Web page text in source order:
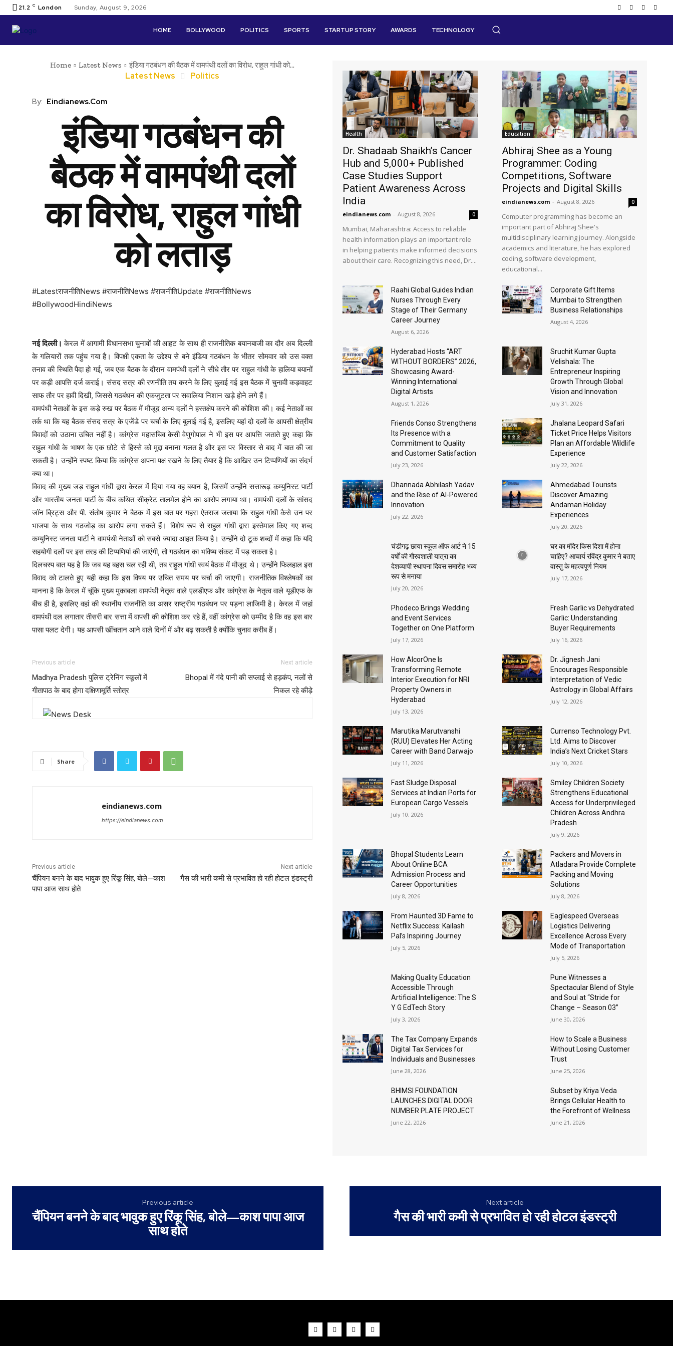
21.2 C London Sunday, August 9, 2026
HOME BOLLYWOOD POLITICS SPORTS STARTUP STORY AWARDS TECHNOLOGY
Home Latest News इंडिया गठबंधन की बैठक में वामपंथी दलों का विरोध, राहुल गांधी को...
Latest News Politics
By: Eindianews.com
इंडिया गठबंधन की
बैठक में वामपंथी दलों
का विरोध, राहुल गांधी
को लताड़
#LatestराजनीतिNews #राजनीतिNews #राजनीतिUpdate #राजनीतिNews
#BollywoodHindiNews
नई दिल्ली। केरल में आगामी विधानसभा चुनावों की आहट के साथ ही राजनीतिक बयानबाजी का दौर अब दिल्ली
के गलियारों तक पहुंच गया है। विपक्षी एकता के उद्देश्य से बने इंडिया गठबंधन के भीतर सोमवार को उस वक्त
तनाव की स्थिति पैदा हो गई, जब एक बैठक के दौरान वामपंथी दलों ने सीधे तौर पर राहुल गांधी के हालिया बयानों
पर कड़ी आपत्ति दर्ज कराई। संसद सत्र की रणनीति तय करने के लिए बुलाई गई इस बैठक में चुनावी कड़वाहट
साफ तौर पर हावी दिखी, जिससे गठबंधन की एकजुटता पर सवालिया निशान खड़े होने लगे हैं।
वामपंथी नेताओं के इस कड़े रुख पर बैठक में मौजूद अन्य दलों ने हस्तक्षेप करने की कोशिश की। कई नेताओं का
तर्क था कि यह बैठक संसद सत्र के एजेंडे पर चर्चा के लिए बुलाई गई है, इसलिए यहां दो दलों के आपसी क्षेत्रीय
विवादों को उठाना उचित नहीं है। कांग्रेस महासचिव केसी वेणुगोपाल ने भी इस पर आपत्ति जताते हुए कहा कि
राहुल गांधी के भाषण के एक छोटे से हिस्से को मुद्दा बनाना गलत है और इस पर विस्तार से बाद में बात की जा
सकती है। उन्होंने स्पष्ट किया कि कांग्रेस अपना पक्ष रखने के लिए तैयार है कि आखिर उन टिप्पणियों का संदर्भ
क्या था।
विवाद की मुख्य जड़ राहुल गांधी द्वारा केरल में दिया गया वह बयान है, जिसमें उन्होंने सत्तारूढ़ कम्युनिस्ट पार्टी
और भारतीय जनता पार्टी के बीच कथित सीक्रेट तालमेल होने का आरोप लगाया था। वामपंथी दलों के सांसद
जॉन ब्रिट्स और पी. संतोष कुमार ने बैठक में इस बात पर गहरा ऐतराज जताया कि राहुल गांधी कैसे उन पर
भाजपा के साथ गठजोड़ का आरोप लगा सकते हैं। विशेष रूप से राहुल गांधी द्वारा इस्तेमाल किए गए शब्द
कम्युनिस्ट जनता पार्टी ने वामपंथी नेताओं को सबसे ज्यादा आहत किया है। उन्होंने दो टूक शब्दों में कहा कि यदि
सहयोगी दलों पर इस तरह की टिप्पणियां की जाएंगी, तो गठबंधन का भविष्य संकट में पड़ सकता है।
दिलचस्प बात यह है कि जब यह बहस चल रही थी, तब राहुल गांधी स्वयं बैठक में मौजूद थे। उन्होंने फिलहाल इस
विवाद को टालते हुए यही कहा कि इस विषय पर उचित समय पर चर्चा की जाएगी। राजनीतिक विश्लेषकों का
मानना है कि केरल में चूंकि मुख्य मुकाबला वामपंथी नेतृत्व वाले एलडीएफ और कांग्रेस के नेतृत्व वाले यूडीएफ के
बीच ही है, इसलिए वहां की स्थानीय राजनीति का असर राष्ट्रीय गठबंधन पर पड़ना लाजिमी है। केरल में जहां
वामपंथी दल लगातार तीसरी बार सत्ता में वापसी की कोशिश कर रहे हैं, वहीं कांग्रेस को उम्मीद है कि वह इस बार
पासा पलट देगी। यह आपसी खींचतान आने वाले दिनों में और बढ़ सकती है क्योंकि चुनाव करीब हैं।
Previous article
Madhya Pradesh पुलिस ट्रेनिंग स्कूलों में
गीतापाठ के बाद होगा दक्षिणामूर्ति स्तोत्र
Next article
Bhopal में गंदे पानी की सप्लाई से हड़कंप, नलों से
निकल रहे कीड़े
Share
eindianews.com
https://eindianews.com
Previous article
चैंपियन बनने के बाद भावुक हुए रिंकू सिंह, बोले—काश
पापा आज साथ होते
Next article
गैस की भारी कमी से प्रभावित हो रही होटल इंडस्ट्री
Health
Dr. Shadaab Shaikh’s Cancer
Hub and 5,000+ Published
Case Studies Support
Patient Awareness Across
India
eindianews.com - August 8, 2026 0
Mumbai, Maharashtra: Access to reliable
health information plays an important role
in helping patients make informed decisions
about their care. Recognizing this need, Dr....
Education
Abhiraj Shee as a Young
Programmer: Coding
Competitions, Software
Projects and Digital Skills
eindianews.com - August 8, 2026 0
Computer programming has become an
important part of Abhiraj Shee's
multidisciplinary learning journey. Alongside
academics and literature, he has explored
coding, software development,
educational...
Raahi Global Guides Indian
Nurses Through Every
Stage of Their Germany
Career Journey
August 6, 2026
Corporate Gift Items
Mumbai to Strengthen
Business Relationships
August 4, 2026
Hyderabad Hosts “ART
WITHOUT BORDERS” 2026,
Showcasing Award-
Winning International
Digital Artists
August 1, 2026
Sruchit Kumar Gupta
Velishala: The
Entrepreneur Inspiring
Growth Through Global
Vision and Innovation
July 31, 2026
Friends Conso Strengthens
Its Presence with a
Commitment to Quality
and Customer Satisfaction
July 23, 2026
Jhalana Leopard Safari
Ticket Price Helps Visitors
Plan an Affordable Wildlife
Experience
July 22, 2026
Dhannada Abhilash Yadav
and the Rise of AI-Powered
Innovation
July 22, 2026
Ahmedabad Tourists
Discover Amazing
Andaman Holiday
Experiences
July 20, 2026
चंडीगढ़ छाया स्कूल ऑफ आर्ट ने 15
वर्षों की गौरवशाली यात्रा का
देशव्यापी स्थापना दिवस समारोह भव्य
रूप से मनाया
July 20, 2026
घर का मंदिर किस दिशा में होना
चाहिए? आचार्य रविंद्र कुमार ने बताए
वास्तु के महत्वपूर्ण नियम
July 17, 2026
Phodeco Brings Wedding
and Event Services
Together on One Platform
July 17, 2026
Fresh Garlic vs Dehydrated
Garlic: Understanding
Buyer Requirements
July 16, 2026
How AlcorOne Is
Transforming Remote
Interior Execution for NRI
Property Owners in
Hyderabad
July 13, 2026
Dr. Jignesh Jani
Encourages Responsible
Interpretation of Vedic
Astrology in Global Affairs
July 12, 2026
Marutika Marutvanshi
(RUU) Elevates Her Acting
Career with Band Darwajo
July 11, 2026
Currenso Technology Pvt.
Ltd. Aims to Discover
India’s Next Cricket Stars
July 10, 2026
Fast Sludge Disposal
Services at Indian Ports for
European Cargo Vessels
July 10, 2026
Smiley Children Society
Strengthens Educational
Access for Underprivileged
Children Across Andhra
Pradesh
July 9, 2026
Bhopal Students Learn
About Online BCA
Admission Process and
Career Opportunities
July 8, 2026
Packers and Movers in
Atladara Provide Complete
Packing and Moving
Solutions
July 8, 2026
From Haunted 3D Fame to
Netflix Success: Kailash
Pal’s Inspiring Journey
July 5, 2026
Eaglespeed Overseas
Logistics Delivering
Excellence Across Every
Mode of Transportation
July 5, 2026
Making Quality Education
Accessible Through
Artificial Intelligence: The S
Y G EdTech Story
July 3, 2026
Pune Witnesses a
Spectacular Blend of Style
and Soul at “Stride for
Change – Season 03”
June 30, 2026
The Tax Company Expands
Digital Tax Services for
Individuals and Businesses
June 28, 2026
How to Scale a Business
Without Losing Customer
Trust
June 25, 2026
BHIMSI FOUNDATION
LAUNCHES DIGITAL DOOR
NUMBER PLATE PROJECT
June 22, 2026
Subset by Kriya Veda
Brings Cellular Health to
the Forefront of Wellness
June 21, 2026
Previous article
चैंपियन बनने के बाद भावुक हुए रिंकू सिंह, बोले—काश पापा आज
साथ होते
Next article
गैस की भारी कमी से प्रभावित हो रही होटल इंडस्ट्री